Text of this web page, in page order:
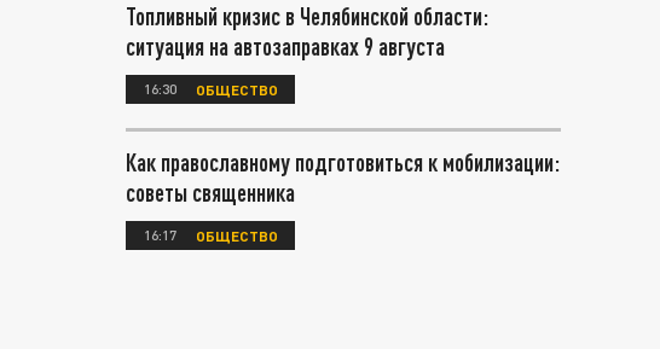
Топливный кризис в Челябинской области:
ситуация на автозаправках 9 августа
16:30 ОБЩЕСТВО
Как православному подготовиться к мобилизации:
советы священника
16:17 ОБЩЕСТВО